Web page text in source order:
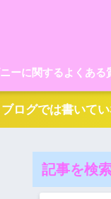
ーに関するよくある
ログでは書いて
記事を検